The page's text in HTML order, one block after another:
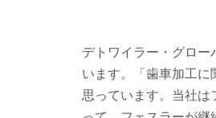
デトワイラー・グロー
います。「歯車加工に
思っています。当社は